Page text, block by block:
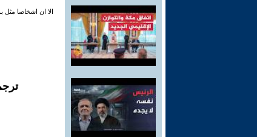
الا ان اشخاصا مثل